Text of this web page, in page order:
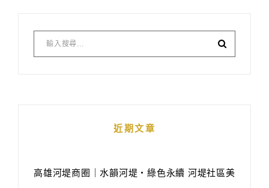
近期文章
高雄河堤商圈｜水韻河堤‧綠色永續 河堤社區美